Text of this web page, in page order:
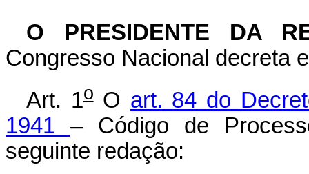
O PRESIDENTE DA
Congresso Nacional decreta
Art. 1oO art. 84 do
1941 – Código de
seguinte redação: